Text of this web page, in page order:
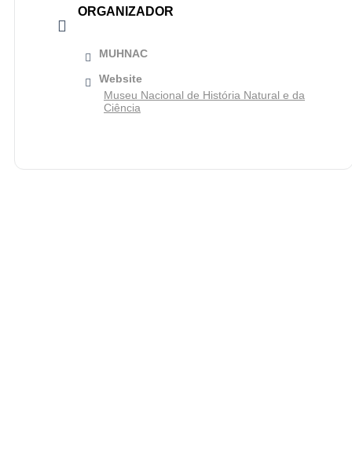
ORGANIZADOR
MUHNAC
Website
Museu Nacional de História Natural e da
Ciência